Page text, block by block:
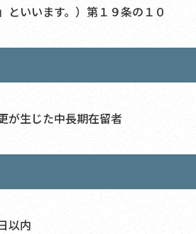
いいます。）第１９条の１０
が生じた中長期在留者
以内